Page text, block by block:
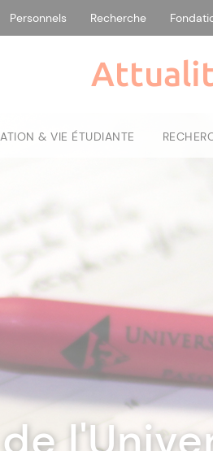
Personnels Recherche
& VIE ÉTUDIANTE